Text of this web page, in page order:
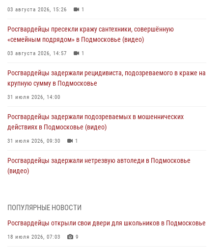
03 августа 2026, 15:26 1
Росгвардейцы пресекли кражу сантехники, совершённую
«семейным подрядом» в Подмосковье (видео)
03 августа 2026, 14:57 1
Росгвардейцы задержали рецидивиста, подозреваемого в краже на
крупную сумму в Подмосковье
31 июля 2026, 14:00
Росгвардейцы задержали подозреваемых в мошеннических
действиях в Подмосковье (видео)
31 июля 2026, 09:30 1
Росгвардейцы задержали нетрезвую автоледи в Подмосковье
(видео)
Росгвардейцы в Подмосковье задержали мужчину, находящегося в
29 июля 2026, 14:44
ПОПУЛЯРНЫЕ НОВОСТИ
Росгвардейцы открыли свои двери для школьников в Подмосковье
18 июля 2026, 07:03 9